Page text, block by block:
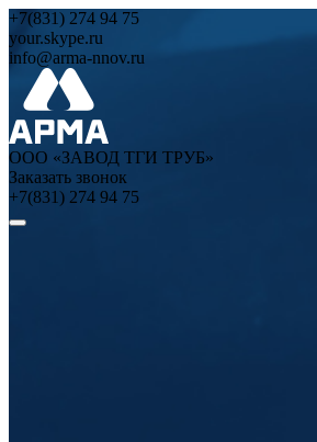
+7(831) 274 94 75
your.skype.ru
info@arma-nnov.ru
ООО «ЗАВОД ТГИ ТРУБ»
Заказать звонок
+7(831) 274 94 75